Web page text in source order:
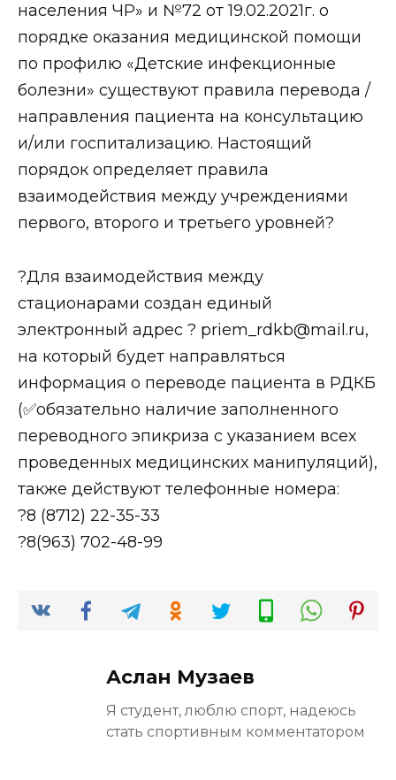
населения ЧР» и №72 от 19.02.2021г. о
порядке оказания медицинской помощи
по профилю «Детские инфекционные
болезни» существуют правила перевода /
направления пациента на консультацию
и/или госпитализацию. Настоящий
порядок определяет правила
взаимодействия между учреждениями
первого, второго и третьего уровней?
?Для взаимодействия между
стационарами создан единый
электронный адрес ? priem_rdkb@mail.ru,
на который будет направляться
информация о переводе пациента в РДКБ
(✅обязательно наличие заполненного
переводного эпикриза с указанием всех
проведенных медицинских манипуляций),
также действуют телефонные номера:
?8 (8712) 22-35-33
?8(963) 702-48-99
Аслан Музаев
Я студент, люблю спорт, надеюсь
стать спортивным комментатором